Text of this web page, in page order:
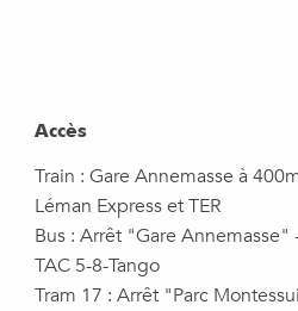
Accès
Accès
Train : Gare Annemasse à
Léman Express et TER
Bus : Arrêt "Gare Annemasse"
TAC 5-8-Tango
Tram 17 : Arrêt "Parc